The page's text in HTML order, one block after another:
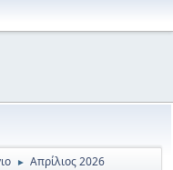
► Απρίλιος 2026